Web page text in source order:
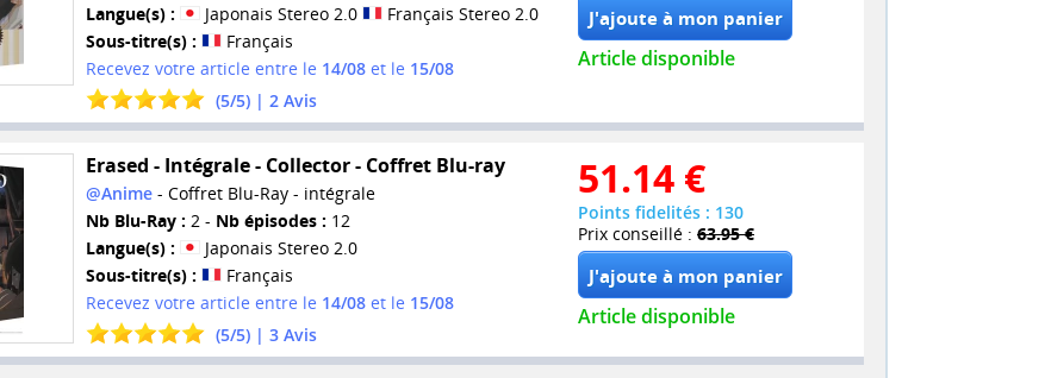
Langue(s) :
Japonais Stereo 2.0
Français Stereo 2.0
Sous-titre(s) :
Français
Recevez votre article entre le 14/08et le 15/08
(5/5) | 2Avis
Article disponible
Erased - Intégrale - Collector - Coffret Blu-ray
@Anime- Coffret Blu-Ray - intégrale
Nb Blu-Ray : 2 - Nb épisodes : 12
Langue(s) :
Japonais Stereo 2.0
Sous-titre(s) :
Français
Recevez votre article entre le 14/08et le 15/08
(5/5) | 3Avis
51.14 €
Points fidelités : 130
Prix conseillé : 63.95 €
Article disponible